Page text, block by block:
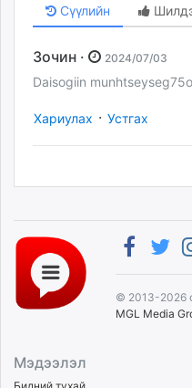
Сүүлийн
Зочин · 2024/07/03
Daisogiin
Хариулах · Устгах
© 2013-2026
MGL Media
Мэдээлэл